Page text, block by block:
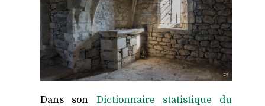
Dans son Dictionnaire statistique du